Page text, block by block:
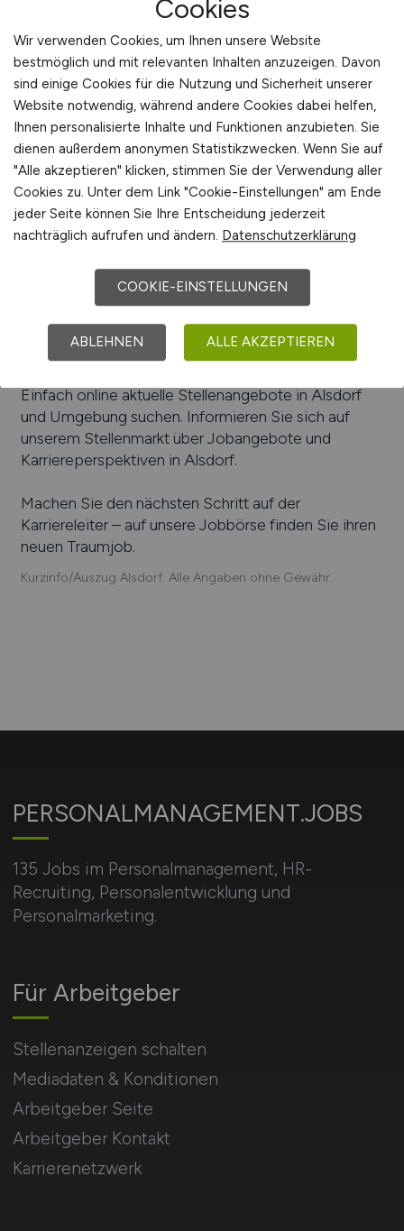
Verkehrsanbindungen:Bundesautobahnen A 44
und A 4, Bahnstation Alsdorf-Annapark
Arbeiten in der Nähe vonAlsdorf:Eschweiler,
Würselen, Aldenhoven, Baesweiler, Nordkreis
Aachen, Herzogenrath, Nordrhein-Westfalen
Beliebte Jobs in
Alsdorf/Branchen:Dienstleistungen,
Metallverarbeitung, Pharmazie, Transport,
Forschung, Kunststoffverarbeitung, Textil, Chemie,
Fahrzeugtechnik
Beliebte Arbeitgeber inAlsdorf, die attraktive
Jobangebote bieten: GAT Antriebstechnik GmbH,
4JET Technologies GmbH; Aldoplastic GmbH &
Co. KG, Ultron AG, Dachser Logistics
Einfach online aktuelle Stellenangebote inAlsdorf
und Umgebung suchen. Informieren Sie sich auf
unserem Stellenmarkt über Jobangebote und
Karriereperspektiven in Alsdorf.
Machen Sie den nächsten Schritt auf der
Karriereleiter – auf unsere Jobbörse finden Sie ihren
neuen Traumjob.
Kurzinfo/Auszug Alsdorf. Alle Angaben ohne Gewähr.
PERSONALMANAGEMENT.JOBS
135 Jobs im Personalmanagement, HR-
Recruiting, Personalentwicklung und
Personalmarketing.
Für Arbeitgeber
Stellenanzeigen schalten
Mediadaten & Konditionen
Arbeitgeber Seite
Arbeitgeber Kontakt
Karrierenetzwerk
Cookies
Wir verwenden Cookies, um Ihnen unsere Website
bestmöglich und mit relevanten Inhalten anzuzeigen. Davon
sind einige Cookies für die Nutzung und Sicherheit unserer
Website notwendig, während andere Cookies dabei helfen,
Ihnen personalisierte Inhalte und Funktionen anzubieten. Sie
dienen außerdem anonymen Statistikzwecken. Wenn Sie auf
"Alle akzeptieren" klicken, stimmen Sie der Verwendung aller
Cookies zu. Unter dem Link "Cookie-Einstellungen" am Ende
jeder Seite können Sie Ihre Entscheidung jederzeit
nachträglich aufrufen und ändern. Datenschutzerklärung
COOKIE-EINSTELLUNGEN
ABLEHNEN ALLE AKZEPTIEREN